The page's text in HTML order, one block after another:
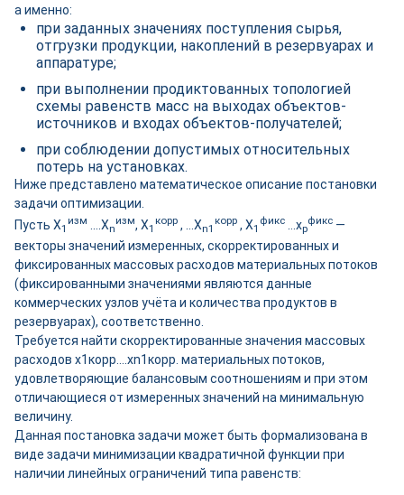
а именно:
при заданных значениях поступления сырья,
отгрузки продукции, накоплений в резервуарах и
аппаратуре;
при выполнении продиктованных топологией
схемы равенств масс на выходах объектов-
источников и входах объектов-получателей;
при соблюдении допустимых относительных
потерь на установках.
Ниже представлено математическое описание постановки
задачи оптимизации.
Пусть Х1
изм ….Хn
изм, Х1
корр , …Хn1
корр , Х1
фикс …xp
фикс —
векторы значений измеренных, скорректированных и
фиксированных массовых расходов материальных потоков
(фиксированными значениями являются данные
коммерческих узлов учёта и количества продуктов в
резервуарах), соответственно.
Требуется найти скорректированные значения массовых
расходов x1корр….xn1корр. материальных потоков,
удовлетворяющие балансовым соотношениям и при этом
отличающиеся от измеренных значений на минимальную
величину.
Данная постановка задачи может быть формализована в
виде задачи минимизации квадратичной функции при
наличии линейных ограничений типа равенств: